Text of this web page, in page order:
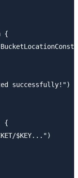
{
successfully!")
{
$KEY...")